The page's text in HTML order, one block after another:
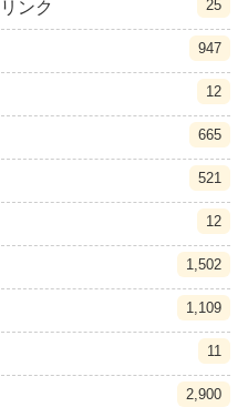
ンク 25
947
12
665
521
12
1,502
1,109
11
2,900